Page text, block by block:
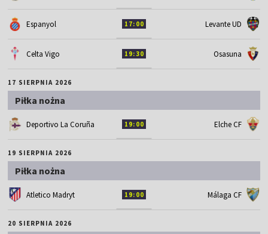
Espanyol 17:00 Levante UD
Celta Vigo 19:30 Osasuna
17 SIERPNIA 2026
Piłka nożna
Deportivo La Coruña 19:00 Elche CF
19 SIERPNIA 2026
Piłka nożna
Atletico Madryt 19:00 Málaga CF
20 SIERPNIA 2026